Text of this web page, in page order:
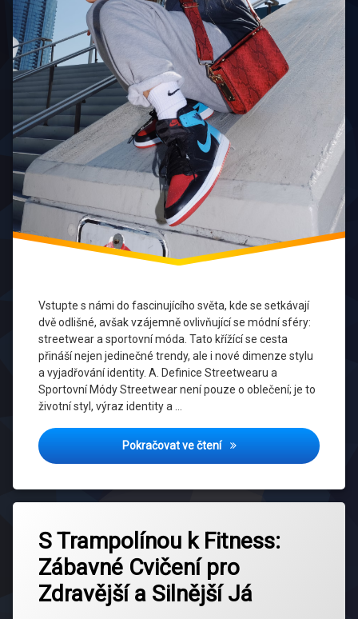
Vstupte s námi do fascinujícího světa, kde se setkávají
dvě odlišné, avšak vzájemně ovlivňující se módní sféry:
streetwear a sportovní móda. Tato křížící se cesta
přináší nejen jedinečné trendy, ale i nové dimenze stylu
a vyjadřování identity. A. Definice Streetwearu a
Sportovní Módy Streetwear není pouze o oblečení; je to
životní styl, výraz identity a …
Pokračovat ve čteníKřížení Cest: Streetwear
Nadšenců
Sportovní
Kultura
Streetwear
a Sport
Technologický
Vývoj ve
Sportovní
Módě
Trendy Ve
Sportovním
Oblečení
S Trampolínou k Fitness:
Zábavné Cvičení pro
Zdravější a Silnější Já
Bezpečné
Cvičení
Cvičení Na
komentář
na
S
Trampolínou
k
Fitness: